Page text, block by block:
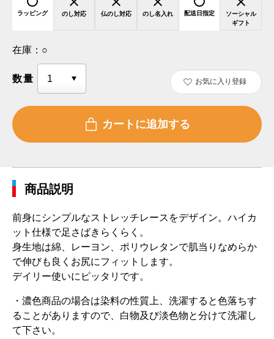
ラッピング のし対応 仏のし対応 のし名入れ 配送日指定
ソーシャル
ギフト
在庫： ○
数量 お気に入り登録
商品説明
前身にシンプルなストレッチレースをデザイン。ハイカ
ット仕様で足さばきらくらく。
身生地は綿、レーヨン、ポリウレタンで肌当りなめらか
で伸びも良くお尻にフィットします。
デイリー使いにピッタリです。
・濃色商品の場合は染料の性質上、洗濯すると色落ちす
ることがありますので、白物及び淡色物と分けて洗濯し
て下さい。